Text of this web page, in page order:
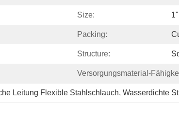
Size: 1"
Packing:
Structure:
Versorgungsmaterial-
Leitung Flexible Stahlschlauch, Wasserdichte